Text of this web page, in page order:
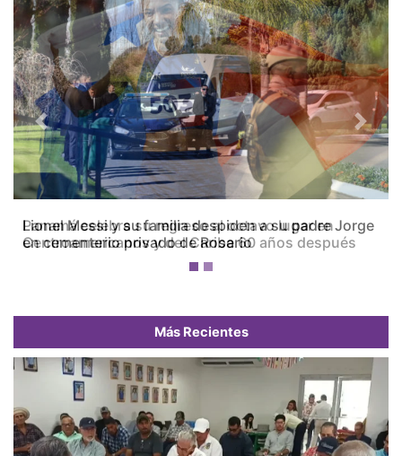
Panamá celebra su regreso al octavo lugar en
Centroamericanos y del Caribe 60 años después
Previous Next
Más Recientes